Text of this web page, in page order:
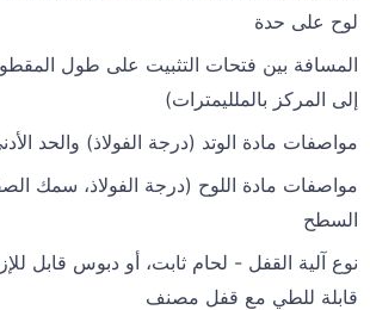
لوح على حدة
المسافة بين فتحات التثبيت على طول
إلى المركز بالملليمترات)
مواصفات مادة الوتد (درجة الفولاذ) والحد
مواصفات مادة اللوح (درجة الفولاذ، سمك
السطح
نوع آلية القفل - لحام ثابت، أو دبوس قابل
قابلة للطي مع قفل مصنف